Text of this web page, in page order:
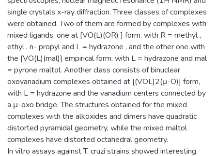
single crystals x-ray diffraction. Three classes of complexes
were obtained. Two of them are formed by complexes with
mixed ligands, one at [VO(L)(OR) ] form, with R = methyl ,
ethyl , n- propyl and L = hydrazone , and the other one with
the [VO(L)(mal)] empirical form, with L = hydrazone and mal
= pyrone maltol. Another class consists of binuclear
oxovanadium complexes obtained at [(VOL)2(μ-O)] form,
with L = hydrazone and the vanadium centers connected by
a μ-oxo bridge. The structures obtained for the mixed
complexes with the alkoxides and dimers have quadratic
distorted pyramidal geometry, while the mixed maltol
complexes have distorted octahedral geometry.
In vitro assays against T. cruzi strains showed interesting